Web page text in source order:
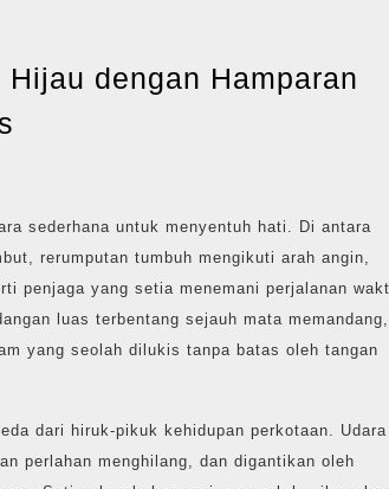
dengan Hamparan
dengan
Hamparan
Pemandangan
Luas
sederhana untuk menyentuh hati. Di antara
rerumputan tumbuh mengikuti arah angin,
penjaga yang setia menemani perjalanan
luas terbentang sejauh mata memandang,
yang seolah dilukis tanpa batas oleh tangan
dari hiruk-pikuk kehidupan perkotaan. Udara
perlahan menghilang, dan digantikan oleh